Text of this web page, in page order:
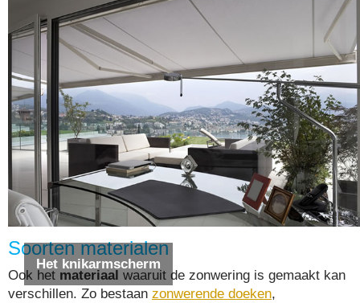
Het knikarmscherm
Soorten materialen
Ook het materiaal waaruit de zonwering is gemaakt kan
verschillen. Zo bestaan zonwerende doeken,